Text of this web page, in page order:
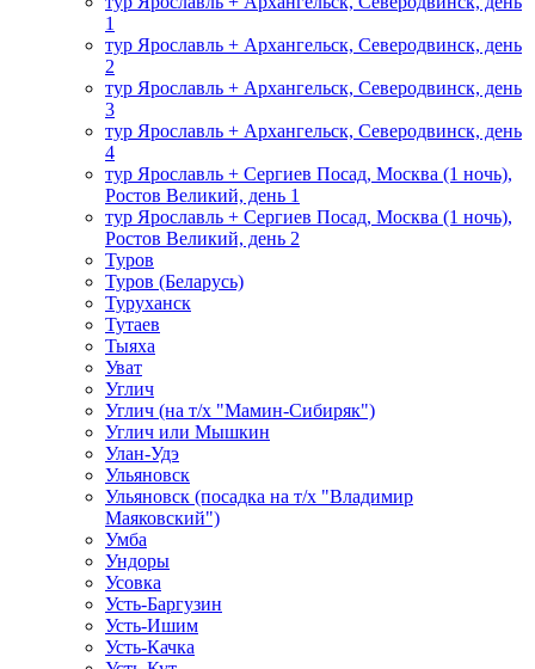
1
тур Ярославль + Архангельск, Северодвинск, день
2
тур Ярославль + Архангельск, Северодвинск, день
3
тур Ярославль + Архангельск, Северодвинск, день
4
тур Ярославль + Сергиев Посад, Москва (1 ночь),
Ростов Великий, день 1
тур Ярославль + Сергиев Посад, Москва (1 ночь),
Ростов Великий, день 2
Туров
Туров (Беларусь)
Туруханск
Тутаев
Тыяха
Уват
Углич
Углич (на т/х "Мамин-Сибиряк")
Углич или Мышкин
Улан-Удэ
Ульяновск
Ульяновск (посадка на т/х "Владимир
Маяковский")
Умба
Ундоры
Усовка
Усть-Баргузин
Усть-Ишим
Усть-Качка